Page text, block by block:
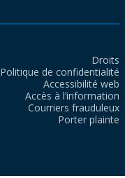
Droits
Politique de confidentialité
Accessibilité web
Accès à l’information
Courriers frauduleux
Porter plainte